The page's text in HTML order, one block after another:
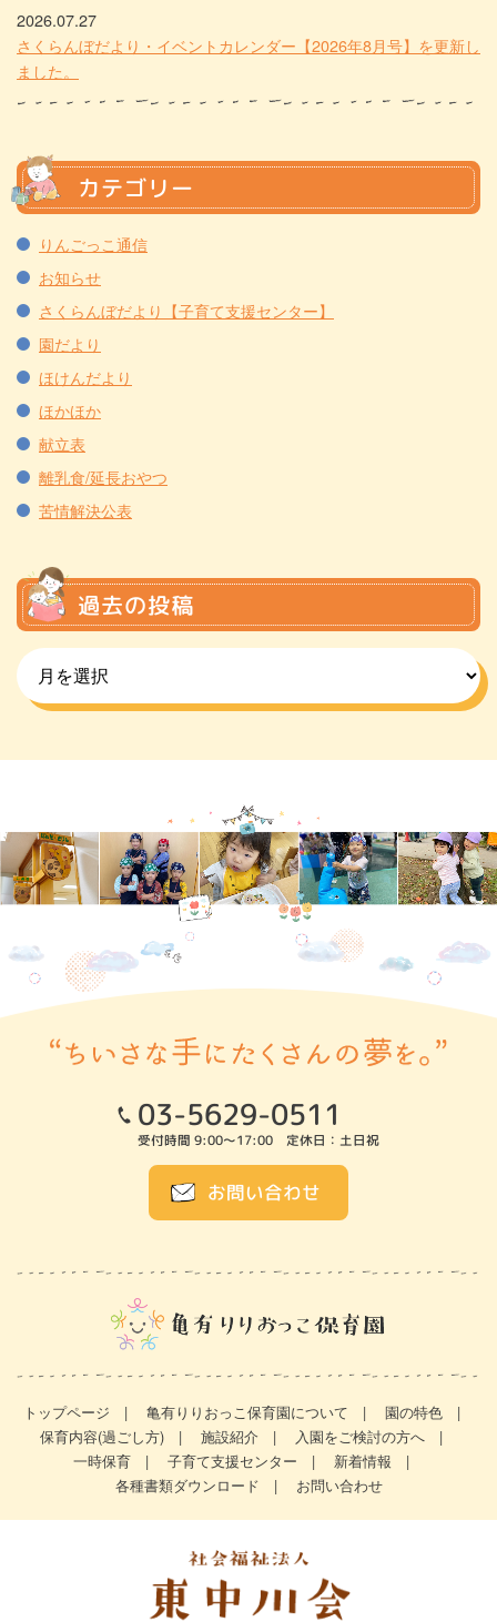
2026.07.27
さくらんぼだより・イベントカレンダー【2026年8月号】を更新し
ました。
カテゴリー
りんごっこ通信
お知らせ
さくらんぼだより【子育て支援センター】
園だより
ほけんだより
ほかほか
献立表
離乳食/延長おやつ
苦情解決公表
過去の投稿
03-5629-0511
受付時間 9:00～17:00 定休日：土日祝
お問い合わせ
トップページ 亀有りりおっこ保育園について
園の特色
保育内容(過ごし方)
施設紹介
入園をご検討の方へ
一時保育
子育て支援センター
新着情報
各種書類ダウンロード
お問い合わせ